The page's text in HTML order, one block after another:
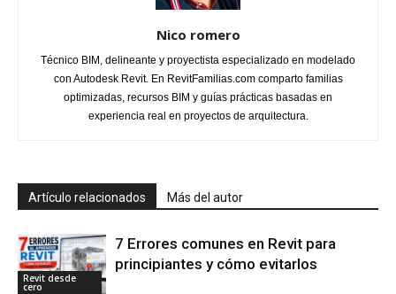
Nico romero
Técnico BIM, delineante y proyectista especializado en modelado
con Autodesk Revit. En RevitFamilias.com comparto familias
optimizadas, recursos BIM y guías prácticas basadas en
experiencia real en proyectos de arquitectura.
Artículo relacionados Más del autor
Revit desde
cero
7 Errores comunes en Revit para
principiantes y cómo evitarlos